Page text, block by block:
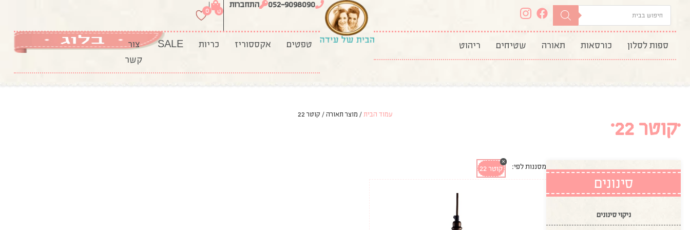
ספות לסלון כורסאות תאורה שטיחים ריהוט
052-9098090 התחברות
0
|
0
טפטים אקססוריז כריות SALE
צור
קשר
עמוד הבית / מוצר תאורה / קוטר 22
קוטר 22
מסננות לפי: קוטר 22
×
סינונים
ניקוי סינונים